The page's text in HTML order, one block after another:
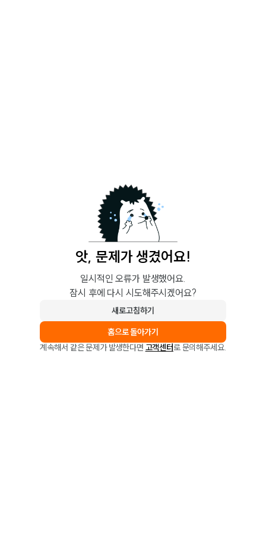
앗, 문제가 생겼어요!
일시적인 오류가 발생했어요.
잠시 후에 다시 시도해주시겠어요?
새로고침하기
홈으로 돌아가기
계속해서 같은 문제가 발생한다면 고객센터로 문의해주세요.